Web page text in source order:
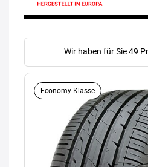
Wir haben für Sie 49
Economy-Klasse